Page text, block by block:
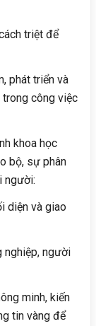
triệt để
phát triển và
công việc
khoa học
bộ, sự phân
người:
diện và giao
nghiệp, người
minh, kiến
tin vàng để